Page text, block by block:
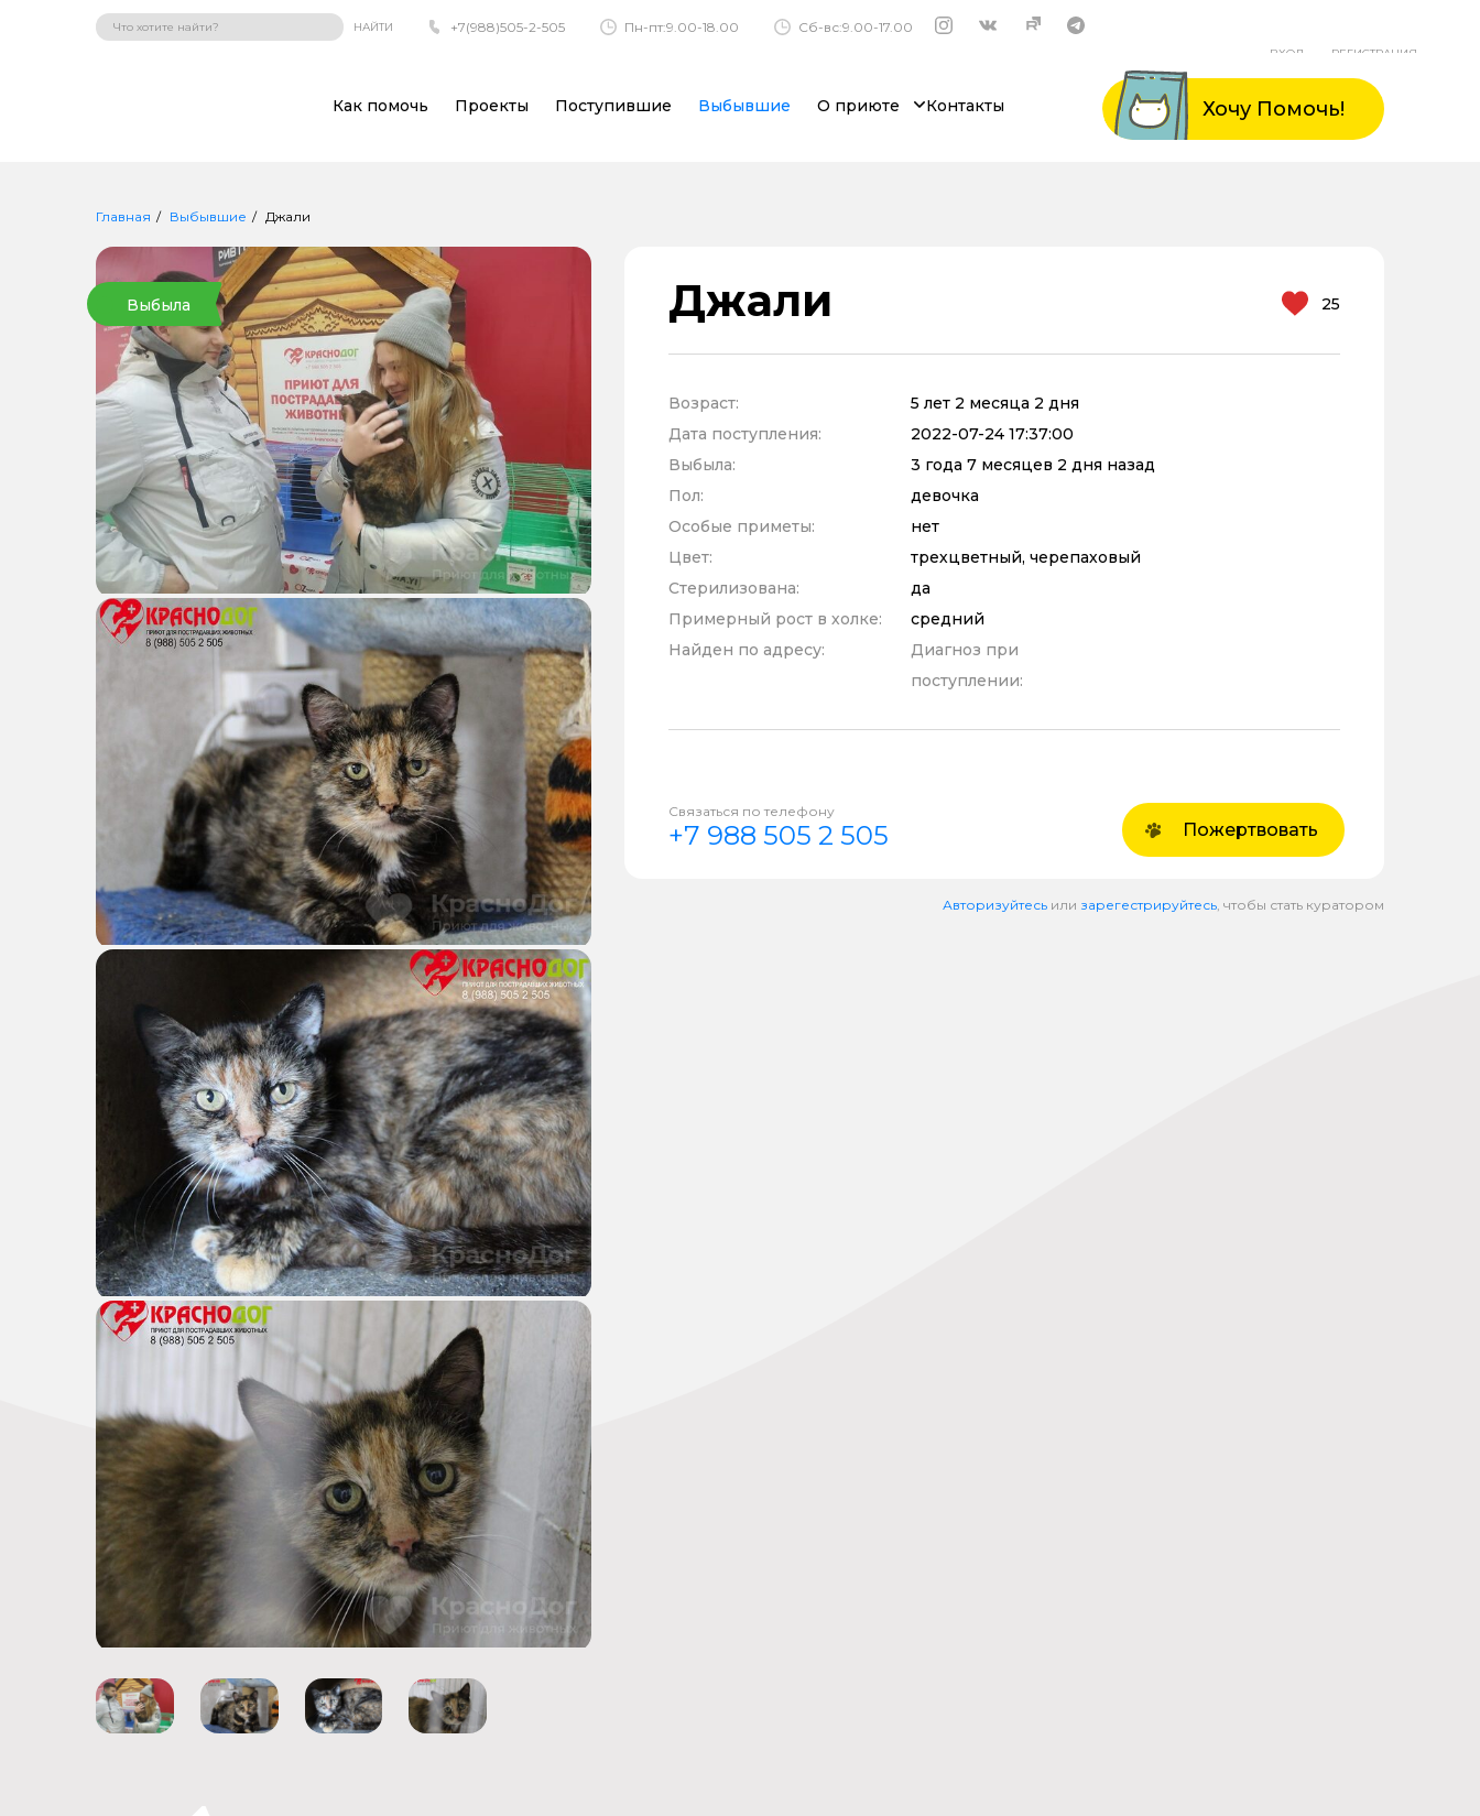
НАЙТИ +7(988)505-2-505 Пн-пт:9.00-18.00 Сб-вс:9.00-17.00
ВХОД РЕГИСТРАЦИЯ
Как помочь Проекты Поступившие Выбывшие О приюте Контакты Хочу Помочь!
Главная Выбывшие Джали
Выбыла Джали 25
Возраст:
5 лет 2 месяца 2 дня
Дата поступления:
2022-07-24 17:37:00
Выбыла:
3 года 7 месяцев 2 дня назад
Пол:
девочка
Особые приметы:
нет
Цвет:
трехцветный, черепаховый
Стерилизована:
да
Примерный рост в холке:
средний
Найден по адресу:
Диагноз при
поступлении:
Связаться по телефону
+7 988 505 2 505 Пожертвовать
Авторизуйтесь или зарегестрируйтесь , чтобы стать куратором